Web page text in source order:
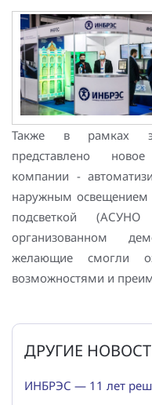
Также в рамках
представлено
компании -
наружным освещением
подсветкой
организованном
желающие смогли
возможностями и
ДРУГИЕ
ИНБРЭС — 11 лет